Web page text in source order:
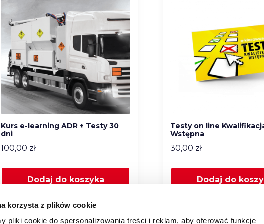
korzysta z plików cookie
pliki cookie do spersonalizowania treści i reklam, aby oferować funkcje
Kurs e-learning ADR + Testy 30
dni
100,00 zł
Dodaj do koszyka
Testy on line
Wstępna
30,00 zł
Dodaj do